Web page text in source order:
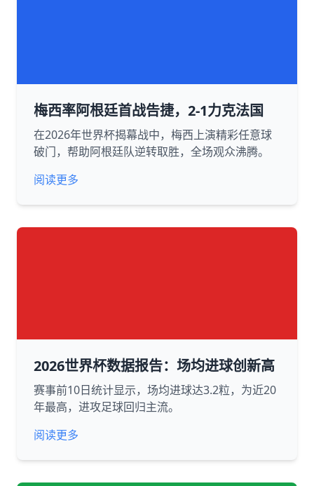
梅西率阿根廷首战告捷，2-1力克法国
在2026年世界杯揭幕战中，梅西上演精彩任意球
破门，帮助阿根廷队逆转取胜，全场观众沸腾。
阅读更多
2026世界杯数据报告：场均进球创新高
赛事前10日统计显示，场均进球达3.2粒，为近20
年最高，进攻足球回归主流。
阅读更多